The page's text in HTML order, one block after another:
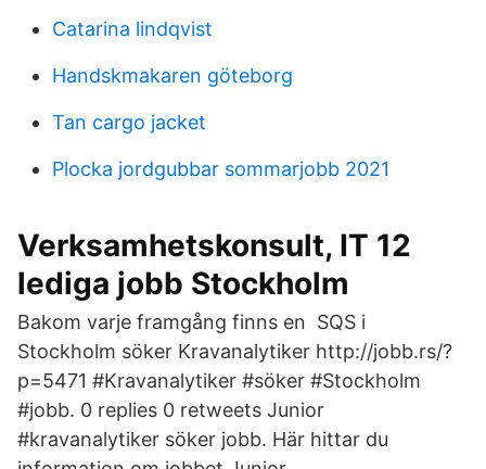
Catarina lindqvist
Handskmakaren göteborg
Tan cargo jacket
Plocka jordgubbar sommarjobb 2021
Verksamhetskonsult, IT 12
lediga jobb Stockholm
Bakom varje framgång finns en SQS i
Stockholm söker Kravanalytiker http://jobb.rs/?
p=5471 #Kravanalytiker #söker #Stockholm
#jobb. 0 replies 0 retweets Junior
#kravanalytiker söker jobb. Här hittar du